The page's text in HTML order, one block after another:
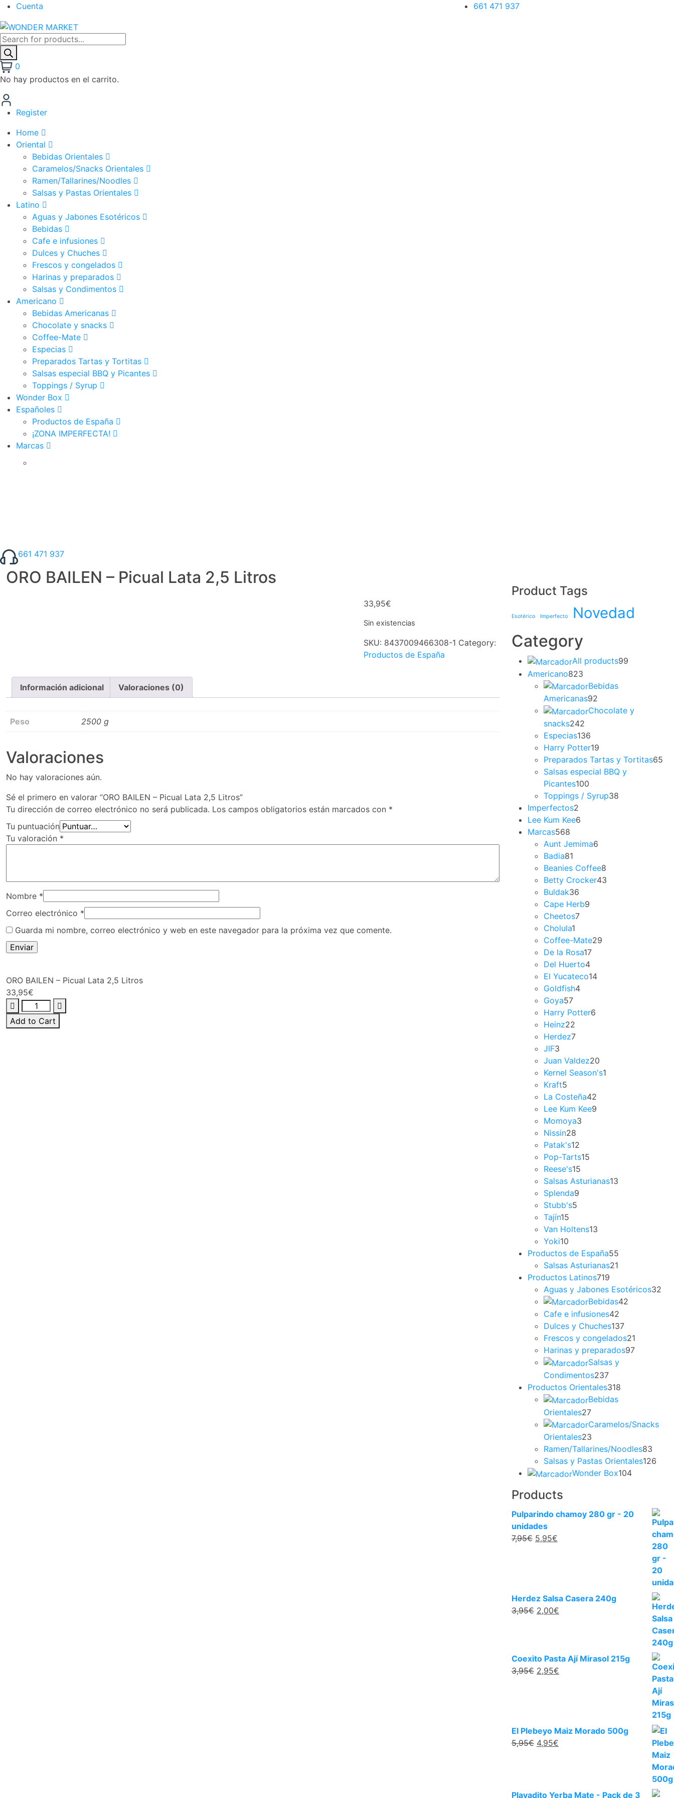
Cuenta 661 471 937
0
No hay productos en el carrito.
Register
Home
Oriental
Bebidas Orientales
Caramelos/Snacks Orientales
Ramen/Tallarines/Noodles
Salsas y Pastas Orientales
Latino
Aguas y Jabones Esotéricos
Bebidas
Cafe e infusiones
Dulces y Chuches
Frescos y congelados
Harinas y preparados
Salsas y Condimentos
Americano
Bebidas Americanas
Chocolate y snacks
Coffee-Mate
Especias
Preparados Tartas y Tortitas
Salsas especial BBQ y Picantes
Toppings / Syrup
Wonder Box
Españoles
Productos de España
¡ZONA IMPERFECTA!
Marcas
661 471 937
ORO BAILEN – Picual Lata 2,5 Litros
33,95€
Sin existencias
SKU: 8437009466308-1 Category:
Productos de España
Información adicional Valoraciones (0)
Peso 2500 g
Valoraciones
No hay valoraciones aún.
Sé el primero en valorar “ORO BAILEN – Picual Lata 2,5 Litros”
Tu dirección de correo electrónico no será publicada. Los campos obligatorios están marcados con *
Tu puntuación
Tu valoración *
Nombre *
Correo electrónico *
Guarda mi nombre, correo electrónico y web en este navegador para la próxima vez que comente.
ORO BAILEN – Picual Lata 2,5 Litros
33,95€
Add to Cart
Product Tags
Esotérico Imperfecto Novedad
Category
All products99
Americano823
Bebidas
Americanas92
Chocolate y
snacks242
Especias136
Harry Potter19
Preparados Tartas y Tortitas65
Salsas especial BBQ y
Picantes100
Toppings / Syrup38
Imperfectos2
Lee Kum Kee6
Marcas568
Aunt Jemima6
Badia81
Beanies Coffee8
Betty Crocker43
Buldak36
Cape Herb9
Cheetos7
Cholula1
Coffee-Mate29
De la Rosa17
Del Huerto4
El Yucateco14
Goldfish4
Goya57
Harry Potter6
Heinz22
Herdez7
JIF3
Juan Valdez20
Kernel Season's1
Kraft5
La Costeña42
Lee Kum Kee9
Momoya3
Nissin28
Patak's12
Pop-Tarts15
Reese's15
Salsas Asturianas13
Splenda9
Stubb's5
Tajín15
Van Holtens13
Yoki10
Productos de España55
Salsas Asturianas21
Productos Latinos719
Aguas y Jabones Esotéricos32
Bebidas42
Cafe e infusiones42
Dulces y Chuches137
Frescos y congelados21
Harinas y preparados97
Salsas y
Condimentos237
Productos Orientales318
Bebidas
Orientales27
Caramelos/Snacks
Orientales23
Ramen/Tallarines/Noodles83
Salsas y Pastas Orientales126
Wonder Box104
Products
Pulparindo chamoy 280 gr - 20
unidades
7,95€ 5,95€
Herdez Salsa Casera 240g
3,95€ 2,00€
Coexito Pasta Ají Mirasol 215g
3,95€ 2,95€
El Plebeyo Maiz Morado 500g
5,95€ 4,95€
Playadito Yerba Mate - Pack de 3